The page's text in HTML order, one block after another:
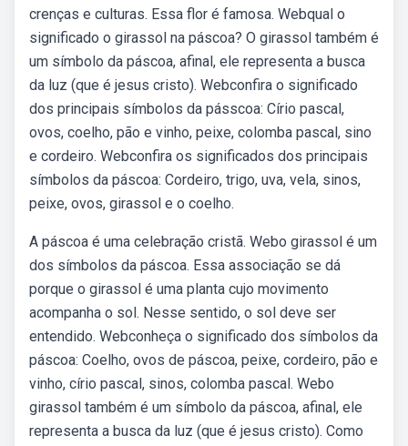
crenças e culturas. Essa flor é famosa. Webqual o
significado o girassol na páscoa? O girassol também é
um símbolo da páscoa, afinal, ele representa a busca
da luz (que é jesus cristo). Webconfira o significado
dos principais símbolos da pásscoa: Círio pascal,
ovos, coelho, pão e vinho, peixe, colomba pascal, sino
e cordeiro. Webconfira os significados dos principais
símbolos da páscoa: Cordeiro, trigo, uva, vela, sinos,
peixe, ovos, girassol e o coelho.
A páscoa é uma celebração cristã. Webo girassol é um
dos símbolos da páscoa. Essa associação se dá
porque o girassol é uma planta cujo movimento
acompanha o sol. Nesse sentido, o sol deve ser
entendido. Webconheça o significado dos símbolos da
páscoa: Coelho, ovos de páscoa, peixe, cordeiro, pão e
vinho, círio pascal, sinos, colomba pascal. Webo
girassol também é um símbolo da páscoa, afinal, ele
representa a busca da luz (que é jesus cristo). Como